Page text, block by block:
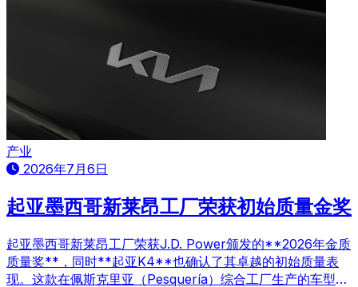
产业
2026年7月6日
起亚墨西哥新莱昂工厂荣获初始质量金奖
起亚墨西哥新莱昂工厂荣获J.D. Power颁发的**2026年金质
质量奖**，同时**起亚K4**也确认了其卓越的初始质量表
现。这款在佩斯克里亚（Pesquería）综合工厂生产的车型，